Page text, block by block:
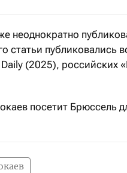
неоднократно
статьи публиковались
(2025), российских
посетит Брюссель